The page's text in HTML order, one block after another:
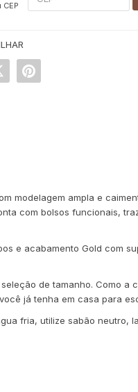
CEP
modelagem ampla e
com bolsos funcionais,
e acabamento Gold com
de tamanho. Como a
já tenha em casa para
fria, utilize sabão neutro,